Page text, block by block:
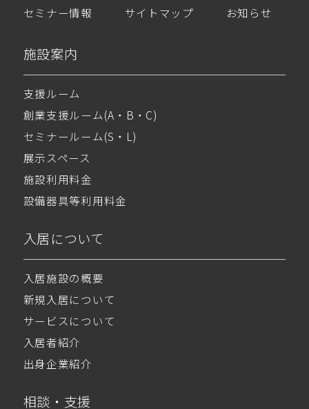
セミナー情報
サイトマップ お知らせ
施設案内
支援ルーム
創業支援ルーム(A・B・C)
セミナールーム(S・L)
展示スペース
施設利用料金
設備器具等利用料金
入居について
入居施設の概要
新規入居について
サービスについて
入居者紹介
出身企業紹介
相談・支援